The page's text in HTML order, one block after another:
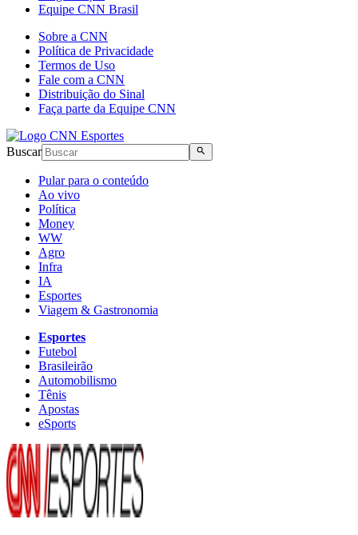
Equipe CNN Brasil
Sobre a CNN
Política de Privacidade
Termos de Uso
Fale com a CNN
Distribuição do Sinal
Faça parte da Equipe CNN
Buscar
Pular para o conteúdo
Ao vivo
Política
Money
WW
Agro
Infra
IA
Esportes
Viagem & Gastronomia
Esportes
Futebol
Brasileirão
Automobilismo
Tênis
Apostas
eSports